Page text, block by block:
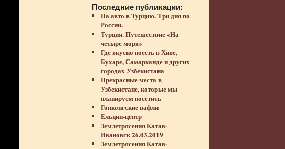
Последние публикации:
На авто в Турцию. Три дня по
России.
Турция. Путешествие «На
четыре моря»
Где вкусно поесть в Хиве,
Бухаре, Самарканде и других
городах Узбекистана
Прекрасные места в
Узбекистане, которые мы
планируем посетить
Гонконгские вафли
Ельцин-центр
Землетрясения Катав-
Ивановск 26.03.2019
Землетрясения Катав-